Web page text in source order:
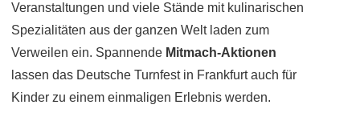
Veranstaltungen und viele Stände mit kulinarischen
Spezialitäten aus der ganzen Welt laden zum
Verweilen ein. Spannende Mitmach-Aktionen
lassen das Deutsche Turnfest in Frankfurt auch für
Kinder zu einem einmaligen Erlebnis werden.